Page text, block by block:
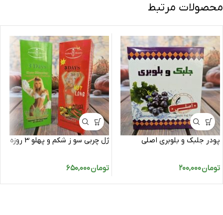
محصولات مرتبط
پودر جلبک و بلوبری اصلی
تومان
ژل چربی سو ز شکم و پهلو 3 روزه
تومان